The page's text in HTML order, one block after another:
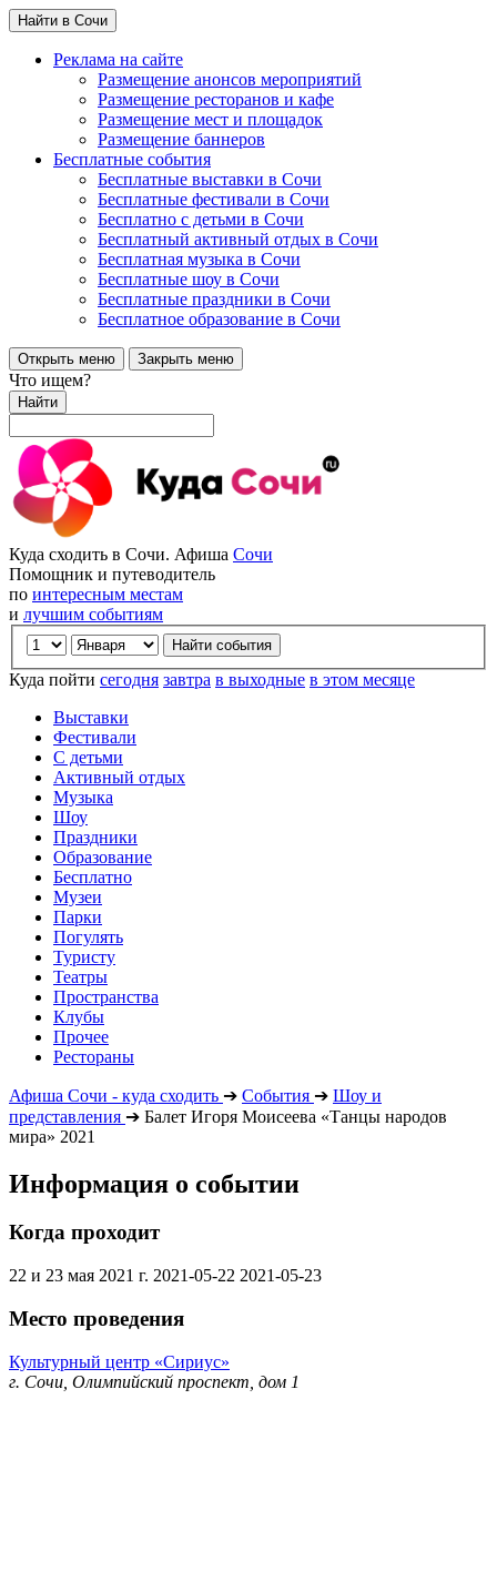
Найти в Сочи
Реклама на сайте
Размещение анонсов мероприятий
Размещение ресторанов и кафе
Размещение мест и площадок
Размещение баннеров
Бесплатные события
Бесплатные выставки в Сочи
Бесплатные фестивали в Сочи
Бесплатно с детьми в Сочи
Бесплатный активный отдых в Сочи
Бесплатная музыка в Сочи
Бесплатные шоу в Сочи
Бесплатные праздники в Сочи
Бесплатное образование в Сочи
Открыть меню Закрыть меню
Что ищем?
Найти
Куда сходить в Сочи. Афиша Сочи
Помощник и путеводитель
по интересным местам
и лучшим событиям
Куда пойти сегодня завтра в выходные в этом месяце
Выставки
Фестивали
С детьми
Активный отдых
Музыка
Шоу
Праздники
Образование
Бесплатно
Музеи
Парки
Погулять
Туристу
Театры
Пространства
Клубы
Прочее
Рестораны
Афиша Сочи - куда сходить ➔ События ➔ Шоу и
представления ➔ Балет Игоря Моисеева «Танцы народов
мира» 2021
Информация о событии
Когда проходит
22 и 23 мая 2021 г. 2021-05-22 2021-05-23
Место проведения
Культурный центр «Сириус»
г. Сочи, Олимпийский проспект, дом 1